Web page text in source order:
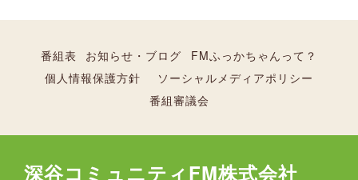
番組表 お知らせ・ブログ
FMふっかちゃんって？
個人情報保護方針
ソーシャルメディアポリシー
番組審議会
深谷コミュニティFM株式会社